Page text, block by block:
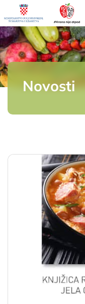
Novosti